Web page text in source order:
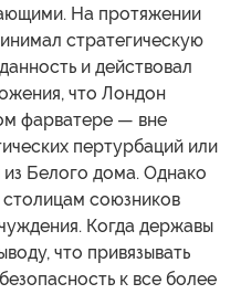
На протяжении
стратегическую
и действовал
что Лондон
фарватере — вне
пертурбаций или
Белого дома. Однако
союзников
Когда державы
что привязывать
к все более